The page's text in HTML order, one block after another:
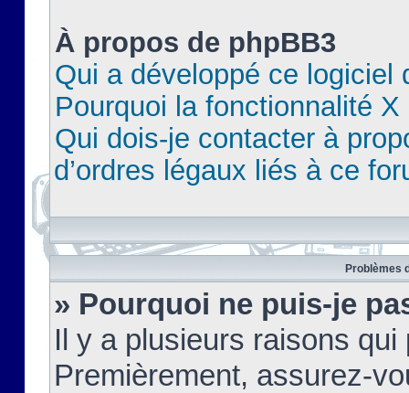
À propos de phpBB3
Qui a développé ce logiciel
Pourquoi la fonctionnalité X
Qui dois-je contacter à
d’ordres légaux liés à ce
Problèmes
» Pourquoi ne puis-je
Il y a plusieurs raisons
Premièrement, assurez-